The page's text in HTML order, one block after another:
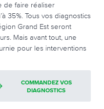
de faire réaliser
35%. Tous vos diagnostics
Grand Est seront
Mais avant tout, une
pour les interventions
COMMANDEZ VOS
DIAGNOSTICS